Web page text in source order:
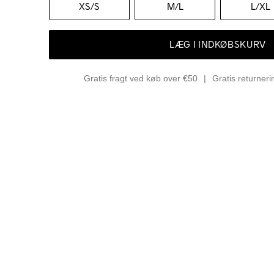
XS/S M/L L/XL
LÆG I INDKØBSKURV
Gratis fragt ved køb over €50 Gratis